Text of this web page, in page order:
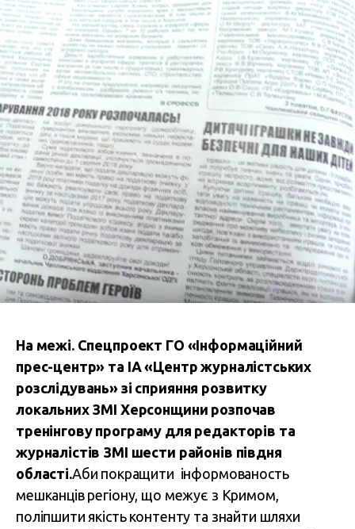
На межі. Спецпроект ГО «Інформаційний
прес-центр» та ІА «Центр журналістських
розслідувань» зі сприяння розвитку
локальних ЗМІ Херсонщини розпочав
тренінгову програму для редакторів та
журналістів ЗМІ шести районів півдня
області.Аби покращити інформованость
мешканців регіону, що межує з Кримом,
поліпшити якість контенту та знайти шляхи